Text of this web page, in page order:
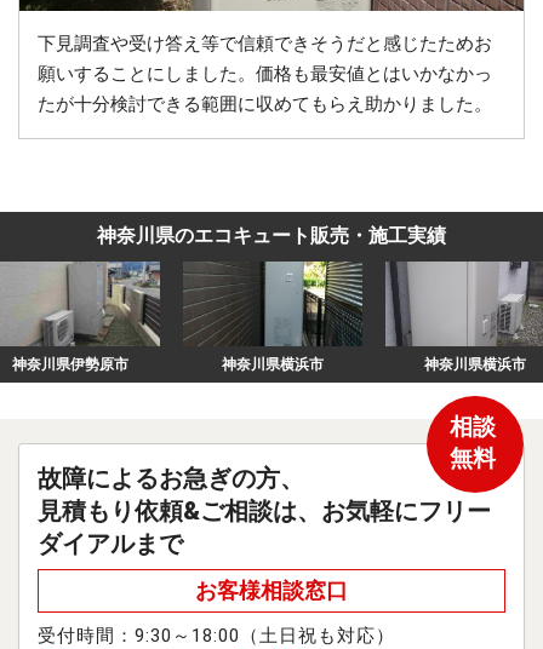
下見調査や受け答え等で信頼できそうだと感じたためお
願いすることにしました。価格も最安値とはいかなかっ
たが十分検討できる範囲に収めてもらえ助かりました。
神奈川県のエコキュート販売・施工実績
神奈川県横浜市 神奈川県横浜市 神奈川
故障によるお急ぎの方、
見積もり依頼&ご相談は、お気軽にフリー
ダイアルまで
お客様相談窓口
受付時間：9:30～18:00（土日祝も対応）
相談
無料